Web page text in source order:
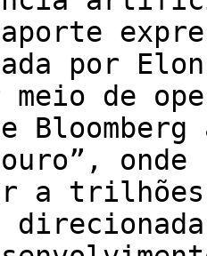
aporte
por
meio de
Bloomberg
a